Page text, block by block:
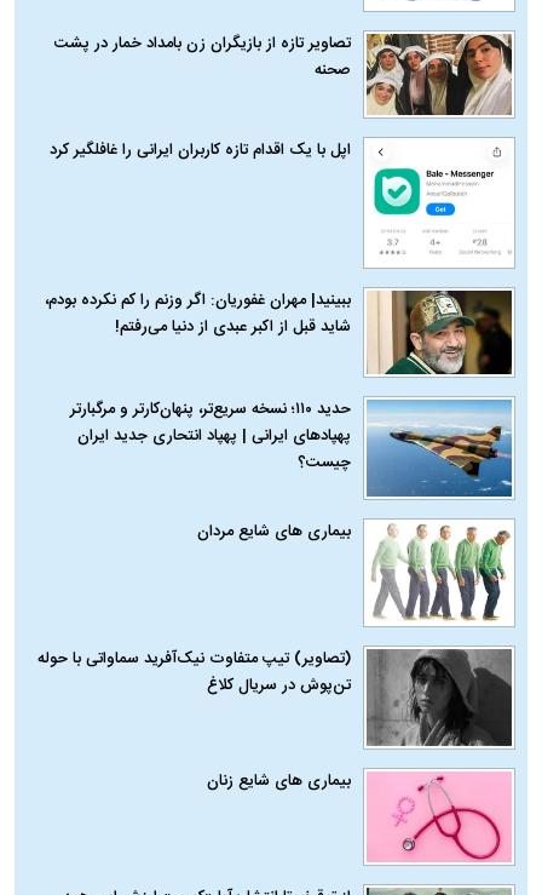
تصاویر تازه از بازیگران زن بامداد خمار در پشت
صحنه
اپل با یک اقدام تازه کاربران ایرانی را غافلگیر کرد
ببینید| مهران غفوریان: اگر وزنم را کم نکرده بودم،
شاید قبل از اکبر عبدی از دنیا می‌رفتم!
حدید ۱۱۰؛ نسخه سریع‌تر، پنهان‌کارتر و مرگبارتر
پهپادهای ایرانی | پهپاد انتحاری جدید ایران
چیست؟
بیماری‌ های شایع مردان
(تصاویر) تیپ متفاوت نیک‌آفرید سماواتی با حوله
تن‌پوش در سریال کلاغ
بیماری‌ های شایع زنان